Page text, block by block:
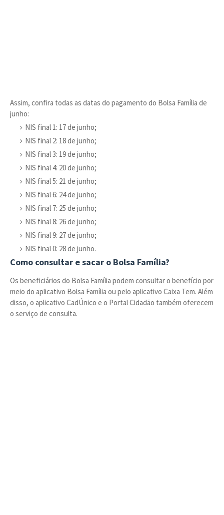
Assim, confira todas as datas do pagamento do Bolsa Família de
junho:
NIS final 1: 17 de junho;
NIS final 2: 18 de junho;
NIS final 3: 19 de junho;
NIS final 4: 20 de junho;
NIS final 5: 21 de junho;
NIS final 6: 24 de junho;
NIS final 7: 25 de junho;
NIS final 8: 26 de junho;
NIS final 9: 27 de junho;
NIS final 0: 28 de junho.
Como consultar e sacar o Bolsa Família?
Os beneficiários do Bolsa Família podem consultar o benefício por
meio do aplicativo Bolsa Família ou pelo aplicativo Caixa Tem. Além
disso, o aplicativo CadÚnico e o Portal Cidadão também oferecem
o serviço de consulta.